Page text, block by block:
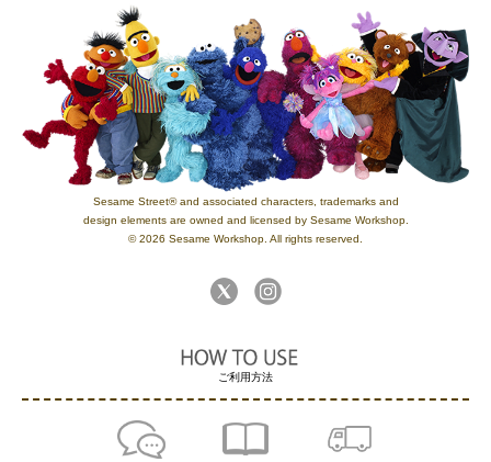
Sesame Street® and associated characters, trademarks and
design elements are owned and licensed by Sesame Workshop.
© 2026 Sesame Workshop. All rights reserved.
ご利用方法